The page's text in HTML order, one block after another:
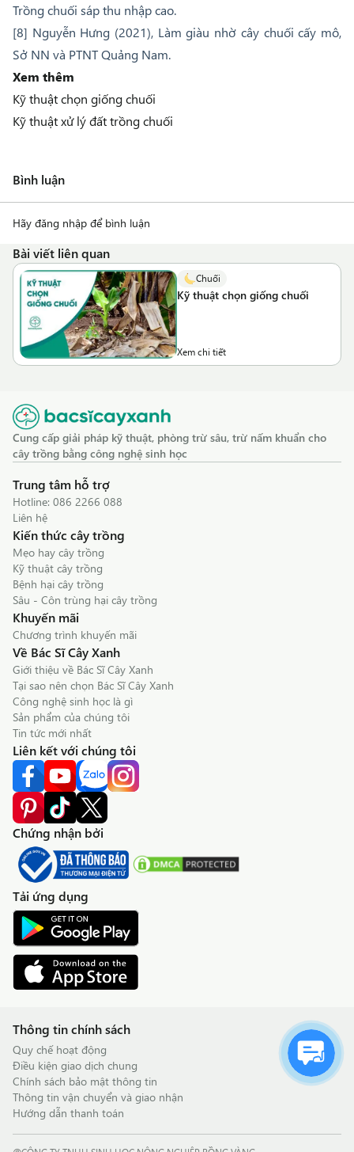
Trồng chuối sáp thu nhập cao.
[8] Nguyễn Hưng (2021), Làm giàu nhờ cây chuối cấy mô,
Sở NN và PTNT Quảng Nam.
Xem thêm
Kỹ thuật chọn giống chuối
Kỹ thuật xử lý đất trồng chuối
Bình luận
Hãy đăng nhập để bình luận
Bài viết liên quan
Chuối
Kỹ thuật chọn giống chuối
Xem chi tiết
Cung cấp giải pháp kỹ thuật, phòng trừ sâu, trừ nấm khuẩn cho
cây trồng bằng công nghệ sinh học
Trung tâm hỗ trợ
Hotline: 086 2266 088
Liên hệ
Kiến thức cây trồng
Mẹo hay cây trồng
Kỹ thuật cây trồng
Bệnh hại cây trồng
Sâu - Côn trùng hại cây trồng
Khuyến mãi
Chương trình khuyến mãi
Về Bác Sĩ Cây Xanh
Giới thiệu về Bác Sĩ Cây Xanh
Tại sao nên chọn Bác Sĩ Cây Xanh
Công nghệ sinh học là gì
Sản phẩm của chúng tôi
Tin tức mới nhất
Liên kết với chúng tôi
Chứng nhận bởi
Tải ứng dụng
Thông tin chính sách
Quy chế hoạt động
Điều kiện giao dịch chung
Chính sách bảo mật thông tin
Thông tin vận chuyển và giao nhận
Hướng dẫn thanh toán